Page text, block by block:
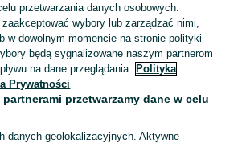
lipca 2026
busa kategoria B z
przetwarzania danych osobowych.
wybory lub zarządzać nimi,
w dowolnym momencie na stronie polityki
będą sygnalizowane naszym partnerom
na dane przeglądania. Polityka
Prywatności
partnerami przetwarzamy dane w celu
danych geolokalizacyjnych. Aktywne